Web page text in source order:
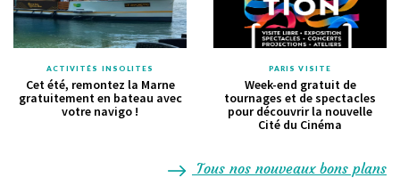
ACTIVITÉS INSOLITES
Cet été, remontez la Marne
gratuitement en bateau avec
votre navigo !
PARIS VISITE
Week-end gratuit de
tournages et de spectacles
pour découvrir la nouvelle
Cité du Cinéma
Tous nos nouveaux bons plans